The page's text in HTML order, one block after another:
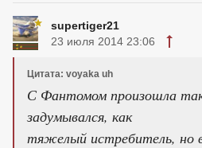
supertiger21
23 июля 2014 23:06
Цитата: voyaka uh
С Фантомом произошла
задумывался, как
тяжелый истребитель, но